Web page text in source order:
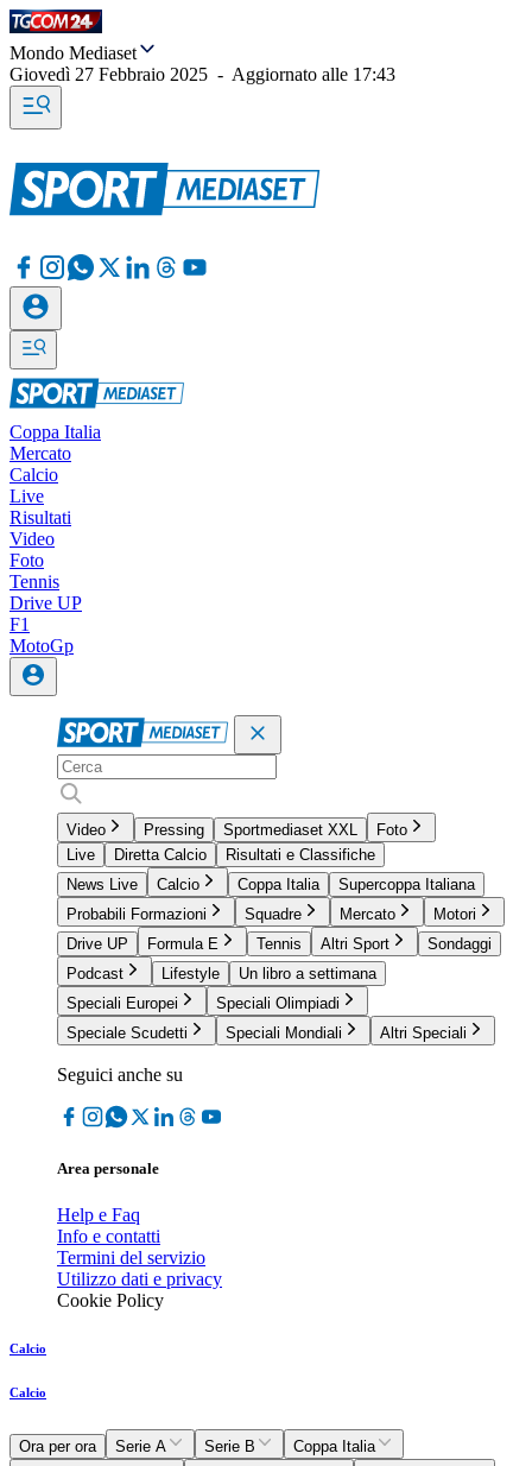
Mondo Mediaset
Giovedì 27 Febbraio 2025 - Aggiornato alle 17:43
Coppa Italia
Mercato
Calcio
Live
Risultati
Video
Foto
Tennis
Drive UP
F1
MotoGp
Video Pressing Sportmediaset XXL
Foto
Live
Diretta Calcio
Risultati e Classifiche
News Live
Calcio Coppa Italia
Supercoppa Italiana
Probabili Formazioni
Squadre Mercato
Motori
Drive UP
Formula E Tennis Altri Sport
Sondaggi
Podcast
Lifestyle
Un libro a settimana
Speciali Europei
Speciali Olimpiadi
Speciale Scudetti
Speciali Mondiali Altri Speciali
Seguici anche su
Area personale
Help e Faq
Info e contatti
Termini del servizio
Utilizzo dati e privacy
Cookie Policy
Calcio
Calcio
Ora per ora Serie A Serie B
Coppa Italia